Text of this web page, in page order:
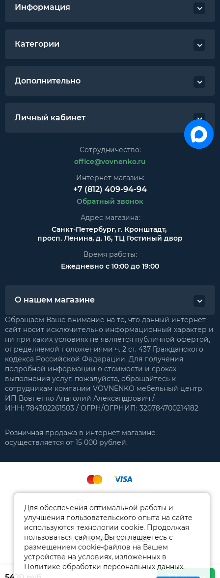
Информация
Категории
Дополнительно
Личный кабинет
Сотрудничество:
office@vovnenko.ru
Интернет магазин:
+7 (812) 409-94-94
Обратный звонок
Адрес магазина:
Санкт-Петербург, г. Кронштадт,
просп. Ленина, д. 16, ТЦ Гостиный двор
Время работы:
Ежедневно с 10:00 до 19:00
О нашем магазине
Обращаем Ваше внимание на то, что данный интернет-
сайт носит исключительно информационный характер и
ни при каких условиях не является публичной офертой,
определяемой положениями ч. 2 ст. 437 Гражданского
кодекса Российской Федерации. Для получения
подробной информации о стоимости и сроках
выполнения услуг, пожалуйста, обращайтесь к
сотрудникам компании VOVNENKO мебельный центр.
ИП Вовненко Анатолий Александрович /
ИНН: 784302261503 / ОГРН/ОГРНИП: 320784700214182
Розничная продажа в интернет магазине
осуществляется от 15 000 рублей.
VOVNENKO.RU © 2026
Для обеспечения оптимальной работы и
улучшения пользовательского опыта на сайте
используются технологии cookie. Продолжая
пользоваться сайтом, Вы соглашаетесь с
размещением cookie-файлов на Вашем
устройстве на условиях, изложенных в
Политике обработки персональных данных.